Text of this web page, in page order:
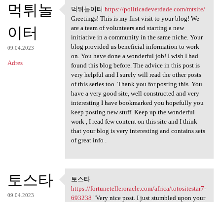
먹튀놀
이터
09.04.2023
Adres
먹튀놀이터 https:/
먹튀놀이터 https://politicadeverdade.com/mtsite/
Greetings! This is my first visit to your blog! We
are a team of volunteers and starting a new
initiative in a community in the same niche. Your
blog provided us beneficial information to work
on. You have done a wonderful job! I wish I had
found this blog before. The advice in this post is
very helpful and I surely will read the other posts
of this series too. Thank you for posting this. You
have a very good site, well constructed and very
interesting I have bookmarked you hopefully you
keep posting new stuff. Keep up the wonderful
work , I read few content on this site and I think
that your blog is very interesting and contains sets
of great info .
토스타
09.04.2023
토스타 https:/
토스타
https://fortunetelleroracle.com/africa/totositestar7-
693238 "Very nice post. I just stumbled upon your